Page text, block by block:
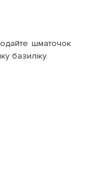
шматочок
базиліку.